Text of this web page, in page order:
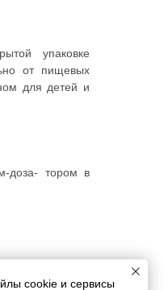
упаковке
от пищевых
для детей и
доза- тором в
cookie и сервисы